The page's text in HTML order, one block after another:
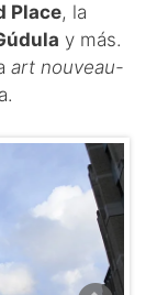
Place, la
y más.
art nouveau-